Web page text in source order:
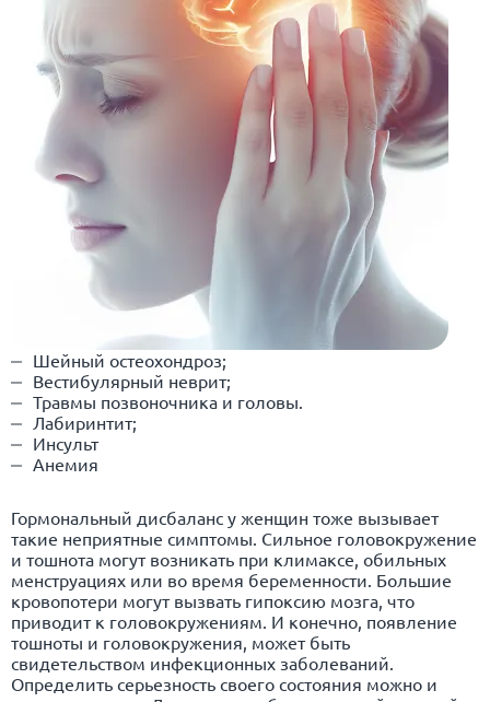
Шейный остеохондроз;
Вестибулярный неврит;
Травмы позвоночника и головы.
Лабиринтит;
Инсульт
Анемия
Гормональный дисбаланс у женщин тоже вызывает
такие неприятные симптомы. Сильное головокружение
и тошнота могут возникать при климаксе, обильных
менструациях или во время беременности. Большие
кровопотери могут вызвать гипоксию мозга, что
приводит к головокружениям. И конечно, появление
тошноты и головокружения, может быть
свидетельством инфекционных заболеваний.
Определить серьезность своего состояния можно и